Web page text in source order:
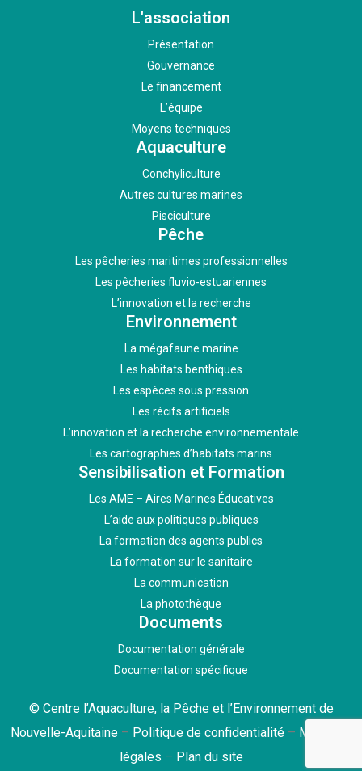
L'association
Présentation
Gouvernance
Le financement
L’équipe
Moyens techniques
Aquaculture
Conchyliculture
Autres cultures marines
Pisciculture
Pêche
Les pêcheries maritimes professionnelles
Les pêcheries fluvio-estuariennes
L’innovation et la recherche
Environnement
La mégafaune marine
Les habitats benthiques
Les espèces sous pression
Les récifs artificiels
L’innovation et la recherche environnementale
Les cartographies d’habitats marins
Sensibilisation et Formation
Les AME – Aires Marines Éducatives
L’aide aux politiques publiques
La formation des agents publics
La formation sur le sanitaire
La communication
La photothèque
Documents
Documentation générale
Documentation spécifique
© Centre l’Aquaculture, la Pêche et l’Environnement de
Nouvelle-Aquitaine– Politique de confidentialité– Mentions
légales – Plan du site